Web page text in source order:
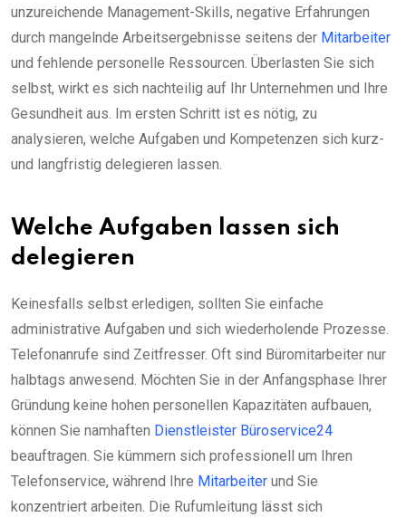
unzureichende Management-Skills, negative Erfahrungen
durch mangelnde Arbeitsergebnisse seitens der Mitarbeiter
und fehlende personelle Ressourcen. Überlasten Sie sich
selbst, wirkt es sich nachteilig auf Ihr Unternehmen und Ihre
Gesundheit aus. Im ersten Schritt ist es nötig, zu
analysieren, welche Aufgaben und Kompetenzen sich kurz-
und langfristig delegieren lassen.
Welche Aufgaben lassen sich
delegieren
Keinesfalls selbst erledigen, sollten Sie einfache
administrative Aufgaben und sich wiederholende Prozesse.
Telefonanrufe sind Zeitfresser. Oft sind Büromitarbeiter nur
halbtags anwesend. Möchten Sie in der Anfangsphase Ihrer
Gründung keine hohen personellen Kapazitäten aufbauen,
können Sie namhaften Dienstleister Büroservice24
beauftragen. Sie kümmern sich professionell um Ihren
Telefonservice, während Ihre Mitarbeiter und Sie
konzentriert arbeiten. Die Rufumleitung lässt sich